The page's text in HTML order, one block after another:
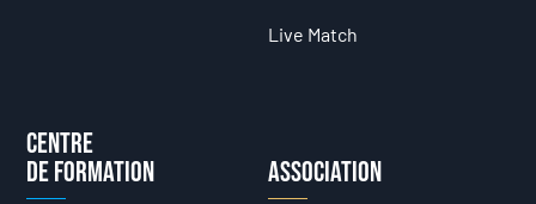
Live Match
Centre
de formation
Association